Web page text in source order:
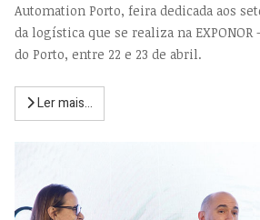
Automation Porto, feira dedicada aos
da logística que se realiza na
do Porto, entre 22 e 23 de abril.
Ler mais...